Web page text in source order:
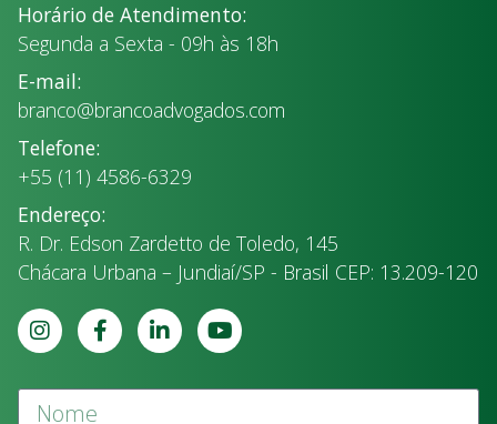
Horário de Atendimento:
Segunda a Sexta - 09h às 18h
E-mail:
branco@brancoadvogados.com
Telefone:
+55 (11) 4586-6329
Endereço:
R. Dr. Edson Zardetto de Toledo, 145
Chácara Urbana – Jundiaí/SP - Brasil CEP: 13.209-120